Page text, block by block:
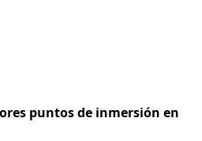
puntos de inmersión en